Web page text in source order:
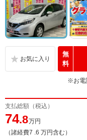
無
料
※お電
支払総額（税込）
74.8万円
（諸経費7 .6 万円含む）